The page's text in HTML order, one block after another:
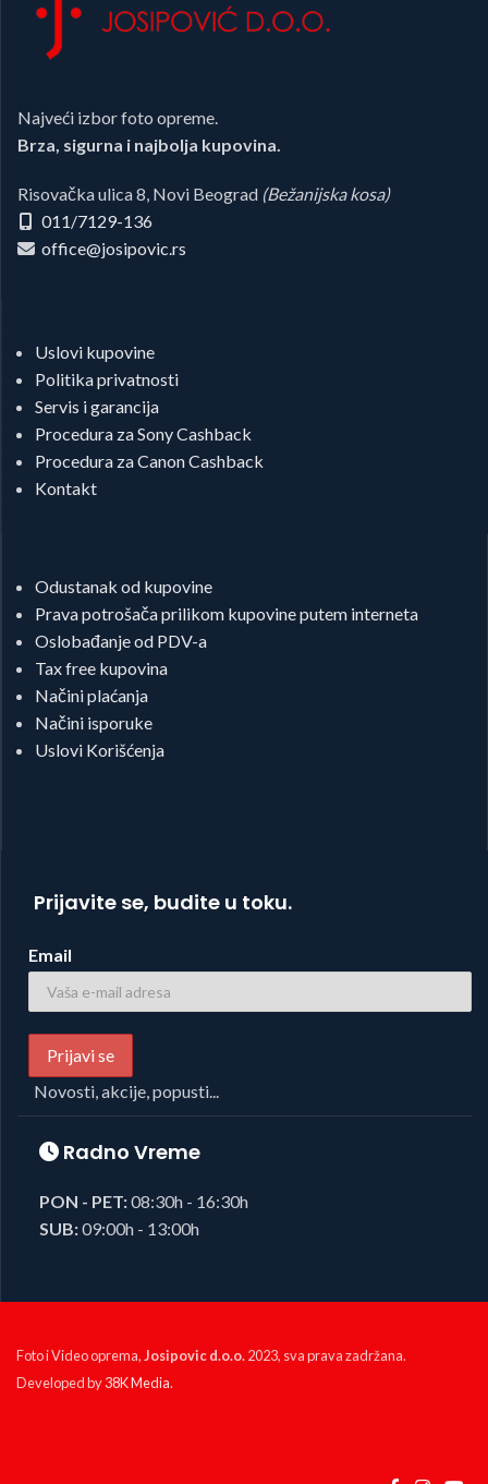
Najveći izbor foto opreme.
Brza, sigurna i najbolja kupovina.
Risovačka ulica 8, Novi Beograd (Bežanijska kosa)
011/7129-136
office@josipovic.rs
Uslovi kupovine
Politika privatnosti
Servis i garancija
Procedura za Sony Cashback
Procedura za Canon Cashback
Kontakt
Odustanak od kupovine
Prava potrošača prilikom kupovine putem interneta
Oslobađanje od PDV-a
Tax free kupovina
Načini plaćanja
Načini isporuke
Uslovi Korišćenja
Prijavite se, budite u toku.
Email
Novosti, akcije, popusti...
Radno Vreme
PON - PET:08:30h - 16:30h
SUB:09:00h - 13:00h
Foto i Video oprema,Josipovic d.o.o.2023, sva prava zadržana.
Developed by38K Media.